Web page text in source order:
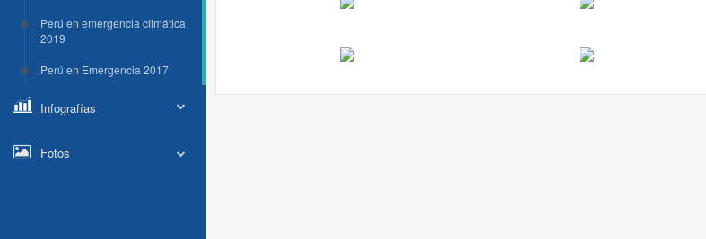
Perú en emergencia climática
2019
Perú en Emergencia 2017
Infografías
Fotos